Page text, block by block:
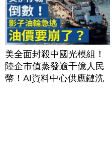
美全面封殺中國光模組！
陸企市值蒸發逾千億人民
幣！AI資料中心供應鏈洗